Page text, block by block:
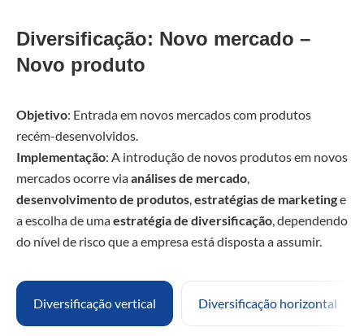
Diversificação: Novo mercado –
Novo produto
Objetivo: Entrada em novos mercados com produtos
recém-desenvolvidos.
Implementação: A introdução de novos produtos em novos
mercados ocorre viaanálises de mercado,
desenvolvimento de produtos,estratégias de marketinge
a escolha de umaestratégia de diversificação, dependendo
do nível de risco que a empresa está disposta a assumir.
Diversificação vertical Diversificação horizontal